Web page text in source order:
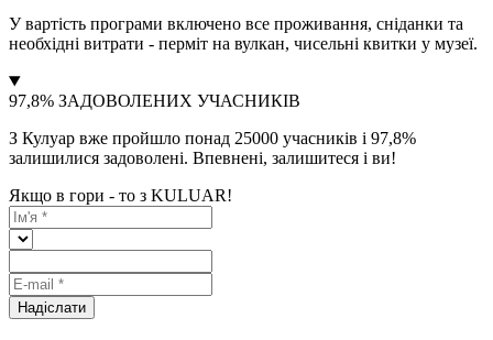
У вартість програми включено все проживання, сніданки та
необхідні витрати - перміт на вулкан, чисельні квитки у музеї.
97,8% ЗАДОВОЛЕНИХ УЧАСНИКІВ
З Кулуар вже пройшло понад 25000 учасників і 97,8%
залишилися задоволені. Впевнені, залишитеся і ви!
Якщо в гори - то з KULUAR!
Надіслати